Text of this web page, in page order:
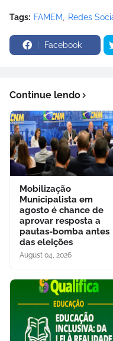
Tags: FAMEM Redes
Facebook
Continue lendo
Mobilização
Municipalista em
agosto é chance de
aprovar resposta a
pautas-bomba antes
das eleições
August 04, 2026